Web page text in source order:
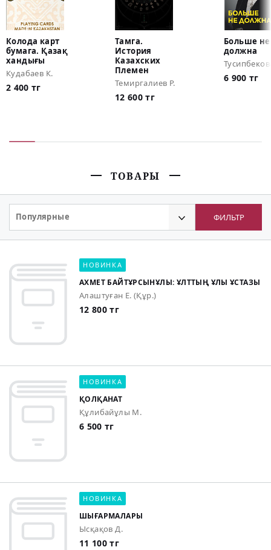
Колода карт
бумага. Қазақ
хандығы
Кудабаев К.
2 400 тг
Тамга.
История
Казахских
Племен
Темиргалиев Р.
12 600 тг
Больше не
должна
6 900 тг
ТОВАРЫ
Популярные ФИЛЬТР
НОВИНКА
АХМЕТ БАЙТҰРСЫНҰЛЫ: ҰЛТТЫҢ ҰЛЫ ҰСТАЗЫ
Алаштуған Е. (Құр.)
12 800 тг
НОВИНКА
ҚОЛҚАНАТ
Құлибайұлы М.
6 500 тг
НОВИНКА
ШЫҒАРМАЛАРЫ
Ысқақов Д.
11 100 тг